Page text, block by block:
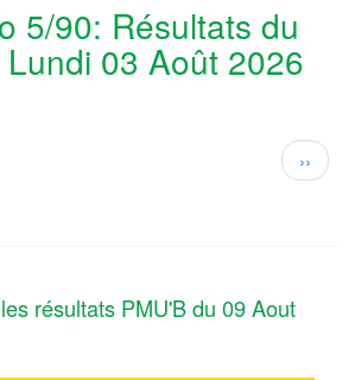
5/90: Résultats du
03 Août 2026
Page
››
résultats PMU'B du 09 Aout